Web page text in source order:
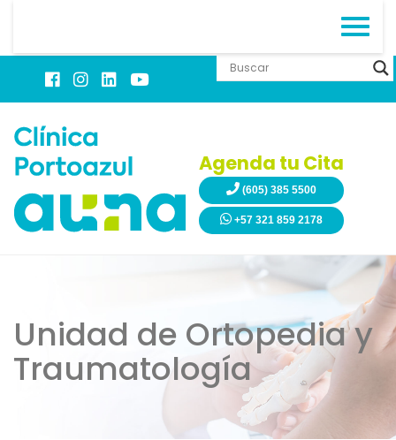
Agenda tu Cita
(605) 385 5500
+57 321 859 2178
Unidad de Ortopedia y
Traumatología